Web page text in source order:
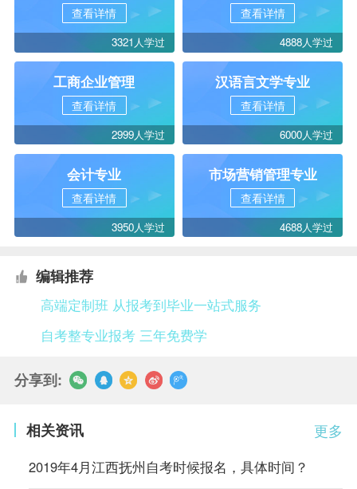
查看详情
3321人学过
查看详情
4888人学过
工商企业管理
查看详情
2999人学过
汉语言文学专业
查看详情
6000人学过
会计专业
查看详情
3950人学过
市场营销管理专业
查看详情
4688人学过
编辑推荐
高端定制班 从报考到毕业一站式服务
自考整专业报考 三年免费学
分享到:
更多
相关资讯
2019年4月江西抚州自考时候报名，具体时间？